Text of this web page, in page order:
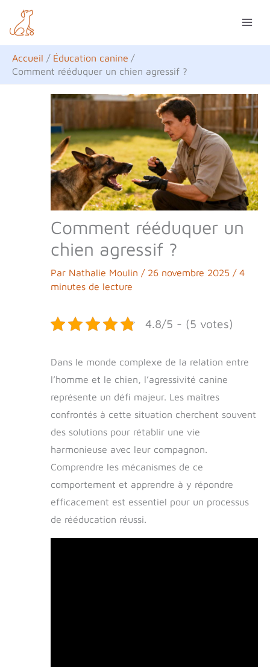
contenu
Accueil
Éducation canine
Comment rééduquer un chien agressif ?
Comment rééduquer un
chien agressif ?
Par Nathalie Moulin / 26 novembre 2025 / 4
minutes de lecture
4.8/5 - (5 votes)
Dans le monde complexe de la relation entre
l’homme et le chien, l’agressivité canine
représente un défi majeur. Les maîtres
confrontés à cette situation cherchent souvent
des solutions pour rétablir une vie
harmonieuse avec leur compagnon.
Comprendre les mécanismes de ce
comportement et apprendre à y répondre
efficacement est essentiel pour un processus
de rééducation réussi.
e
c
h
e